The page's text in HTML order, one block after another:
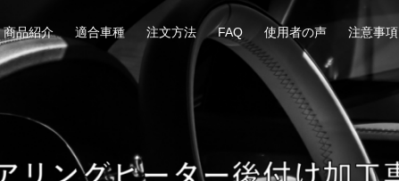
商品紹介 適合車種 注文方法 FAQ 使用者の声 注意事項